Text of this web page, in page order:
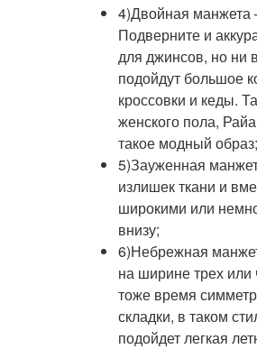
4)Двойная манжета
Подверните и
для джинсов, но ни
подойдут большое
кроссовки и кеды.
женского пола,
такое модный образ;
5)Зауженная
излишек ткани и
широкими или
внизу;
6)Небрежная
на ширине трех или
тоже время
складки, в таком
подойдет легкая